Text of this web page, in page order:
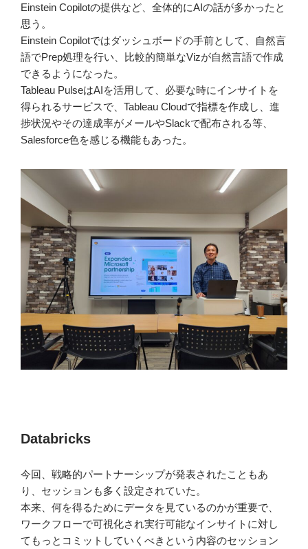
Einstein Copilotの提供など、全体的にAIの話が多かったと
思う。
Einstein Copilotではダッシュボードの手前として、自然言
語でPrep処理を行い、比較的簡単なVizが自然言語で作成
できるようになった。
Tableau PulseはAIを活用して、必要な時にインサイトを
得られるサービスで、Tableau Cloudで指標を作成し、進
捗状況やその達成率がメールやSlackで配布される等、
Salesforce色を感じる機能もあった。
Databricks
今回、戦略的パートナーシップが発表されたこともあ
り、セッションも多く設定されていた。
本来、何を得るためにデータを見ているのかが重要で、
ワークフローで可視化され実行可能なインサイトに対し
てもっとコミットしていくべきという内容のセッション